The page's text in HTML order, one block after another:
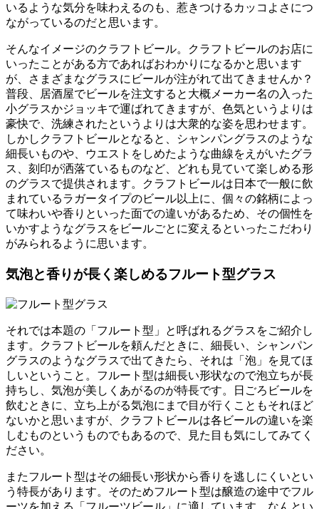
いるような気分を味わえるのも、惹きつけるカッコよさにつ
ながっているのだと思います。
そんなイメージのクラフトビール。クラフトビールのお店に
いったことがある方であればおわかりになるかと思います
が、さまざまなグラスにビールが注がれて出てきませんか？
普段、居酒屋でビールを注文すると大概メーカー名の入った
小グラスかジョッキで運ばれてきますが、色気というよりは
豪快で、洗練されたというよりは大衆的な姿を思わせます。
しかしクラフトビールとなると、シャンパングラスのような
細長いものや、ウエストをしめたような曲線をえがいたグラ
ス、刻印が洒落ているものなど、どれも見ていて楽しめる形
のグラスで提供されます。クラフトビールは日本で一般に飲
まれているラガータイプのビール以上に、個々の銘柄によっ
て味わいや香りといった面での違いがあるため、その個性を
いかすようなグラスをビールごとに変えるといったこだわり
がみられるように思います。
気泡と香りが長く楽しめるフルート型グラス
それでは本題の「フルート型」と呼ばれるグラスをご紹介し
ます。クラフトビールを頼んだときに、細長い、シャンパン
グラスのようなグラスで出てきたら、それは「泡」を見てほ
しいということ。フルート型は細長い形状なので泡立ちが長
持ちし、気泡が美しくあがるのが特長です。日ごろビールを
飲むときに、立ち上がる気泡にまで目が行くこともそれほど
ないかと思いますが、クラフトビールは各ビールの違いを楽
しむものというものでもあるので、見た目も気にしてみてく
ださい。
またフルート型はその細長い形状から香りを逃しにくいとい
う特長があります。そのためフルート型は醸造の途中でフル
ーツを加える「フルーツビール」に適しています。なんとい